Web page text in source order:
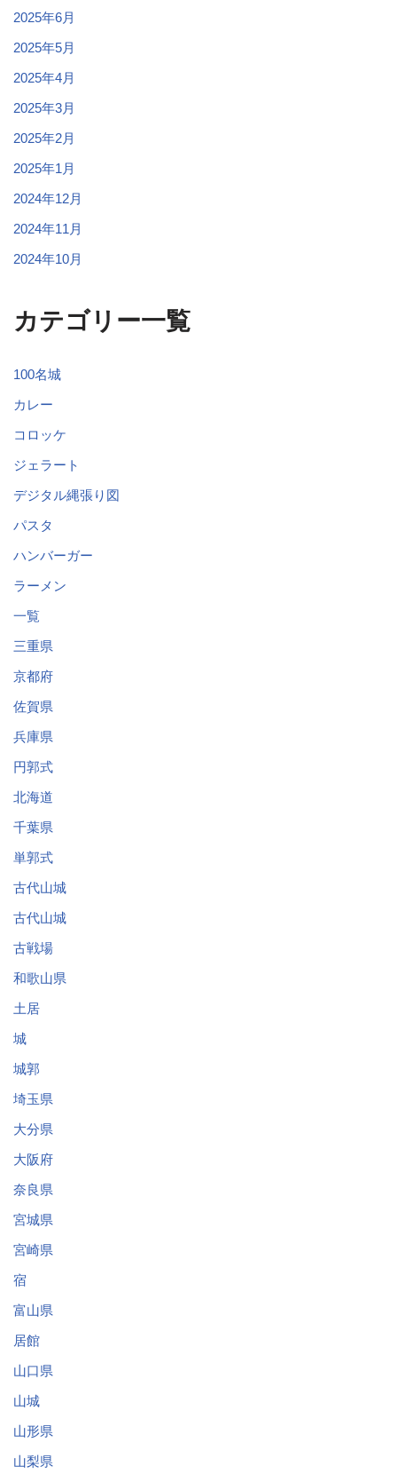
2025年6月
2025年5月
2025年4月
2025年3月
2025年2月
2025年1月
2024年12月
2024年11月
2024年10月
カテゴリー一覧
100名城
カレー
コロッケ
ジェラート
デジタル縄張り図
パスタ
ハンバーガー
ラーメン
一覧
三重県
京都府
佐賀県
兵庫県
円郭式
北海道
千葉県
単郭式
古代山城
古代山城
古戦場
和歌山県
土居
城
城郭
埼玉県
大分県
大阪府
奈良県
宮城県
宮崎県
宿
富山県
居館
山口県
山城
山形県
山梨県